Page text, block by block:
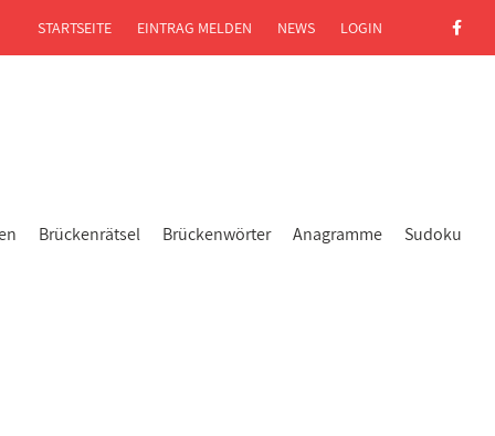
Brückenrätsel Brückenwörter Anagramme Sudoku
STARTSEITE EINTRAG MELDEN NEWS LOGIN